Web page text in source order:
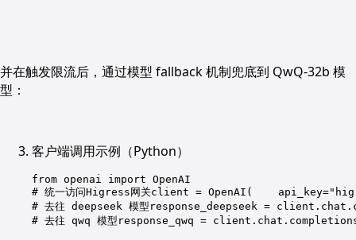
并在触发限流后，通过模型 fallback 机制兜底到 QwQ-32b 模
型：
客户端调用示例（Python）
from openai import OpenAI
# 统一访问Higress网关client = OpenAI(
# 去往 deepseek 模型response_deepseek =
# 去往 qwq 模型response_qwq =